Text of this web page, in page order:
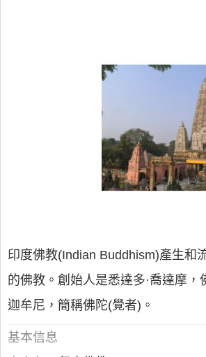
印度佛教(Indian Buddhism)產生和
的佛教。創始人是悉達多·喬達摩，
迦牟尼，簡稱佛陀(覺者)。
基本信息